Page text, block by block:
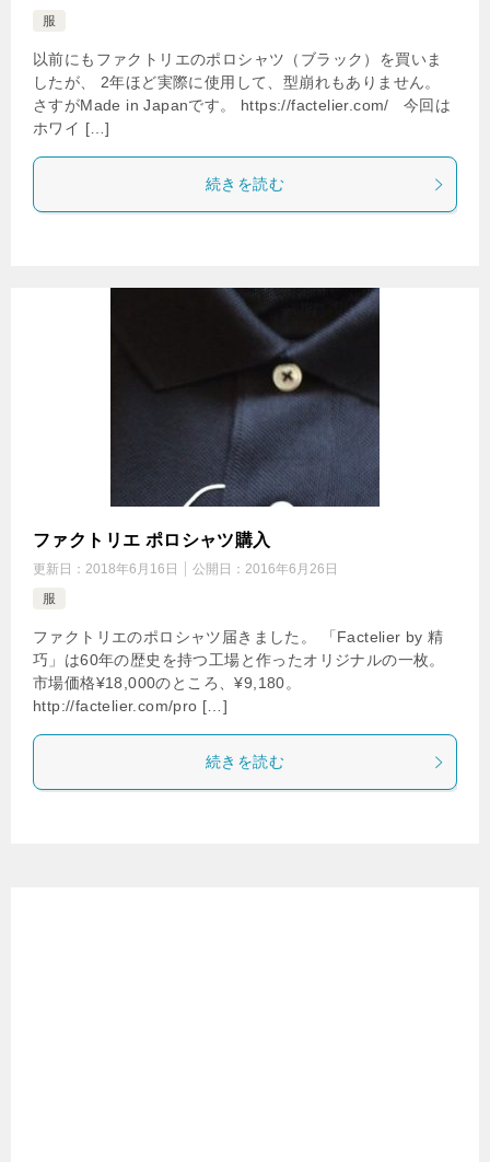
服
以前にもファクトリエのポロシャツ（ブラック）を買いま
したが、 2年ほど実際に使用して、型崩れもありません。
さすがMade in Japanです。 https://factelier.com/ 今回は
ホワイ […]
続きを読む
ファクトリエ ポロシャツ購入
更新日： 2018年6月16日 公開日： 2016年6月26日
服
ファクトリエのポロシャツ届きました。 「Factelier by 精
巧」は60年の歴史を持つ工場と作ったオリジナルの一枚。
市場価格¥18,000のところ、¥9,180。
http://factelier.com/pro […]
続きを読む